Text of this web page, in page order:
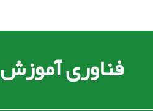
فناوری آموزش